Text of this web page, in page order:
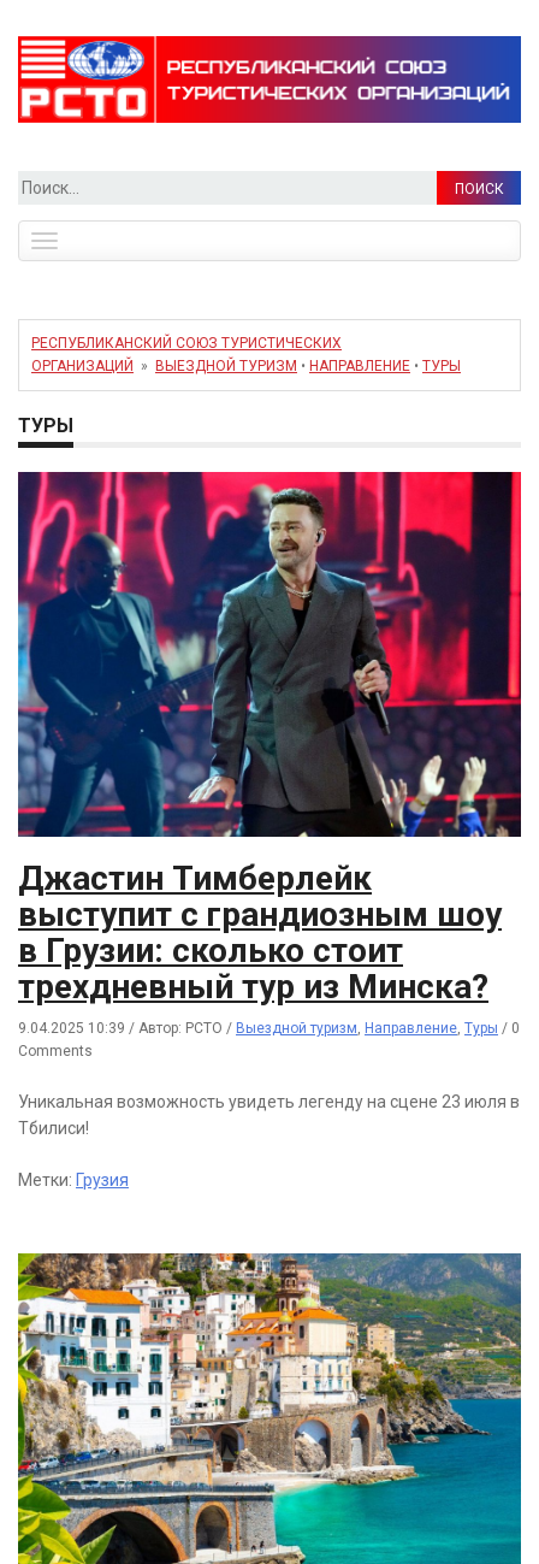
Найти:
navigation
РЕСПУБЛИКАНСКИЙ СОЮЗ ТУРИСТИЧЕСКИХ
ОРГАНИЗАЦИЙ
» ВЫЕЗДНОЙ ТУРИЗМ • НАПРАВЛЕНИЕ • ТУРЫ
ТУРЫ
Джастин Тимберлейк
выступит с грандиозным шоу
в Грузии: сколько стоит
трехдневный тур из Минска?
9.04.2025 10:39 / Автор: РСТО / Выездной туризм, Направление, Туры / 0
Comments
Уникальная возможность увидеть легенду на сцене 23 июля в
Тбилиси!
Метки: Грузия